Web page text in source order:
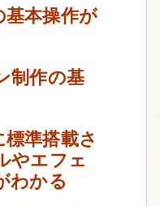
本操作が
制作の基
準搭載さ
やエフェ
わかる